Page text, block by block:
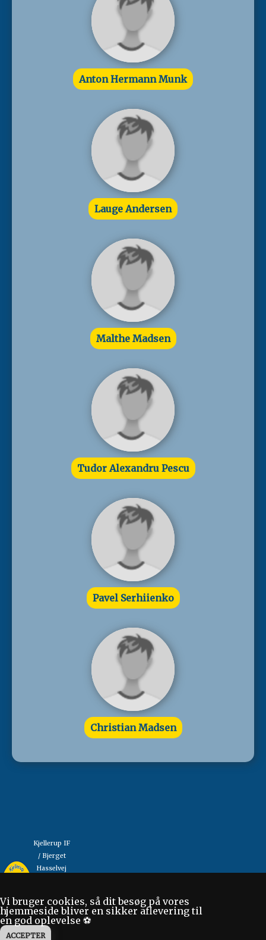
Anton Hermann Munk
Lauge Andersen
Malthe Madsen
Tudor Alexandru Pescu
Pavel Serhiienko
Christian Madsen
Kjellerup IF
/ Bjerget
Hasselvej
Kjellerup
Tlf: 86 88
17 70
så længe som muligt"
Vi bruger cookies, så dit besøg på vores
hjemmeside bliver en sikker aflevering til
en god oplevelse ⚽